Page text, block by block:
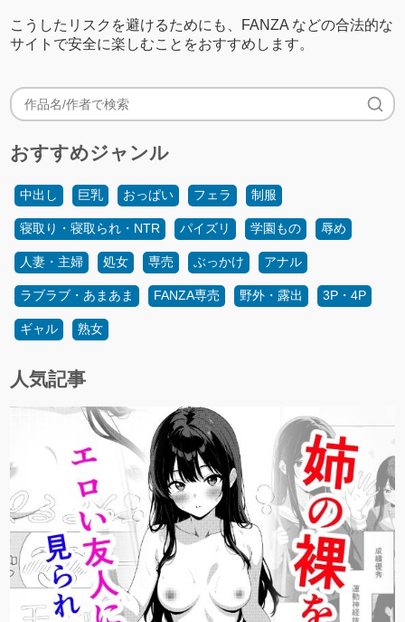
こうしたリスクを避けるためにも、FANZA などの合法的な
サイトで安全に楽しむことをおすすめします。
おすすめジャンル
中出し 巨乳 おっぱい フェラ 制服
寝取り・寝取られ・NTR パイズリ 学園もの 辱め
人妻・主婦 処女 専売 ぶっかけ アナル
ラブラブ・あまあま FANZA専売 野外・露出 3P・4P
ギャル 熟女
人気記事